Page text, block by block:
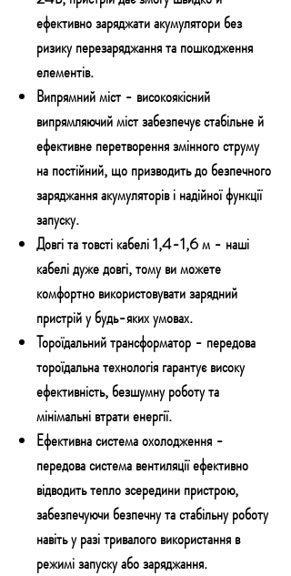
ефективно заряджати акумулятори без
ризику перезаряджання та пошкодження
елементів.
Випрямний міст - високоякісний
випрямляючий міст забезпечує стабільне й
ефективне перетворення змінного струму
на постійний, що призводить до безпечного
заряджання акумуляторів і надійної функції
запуску.
Довгі та товсті кабелі 1,4-1,6 м - наші
кабелі дуже довгі, тому ви можете
комфортно використовувати зарядний
пристрій у будь-яких умовах.
Тороїдальний трансформатор - передова
тороїдальна технологія гарантує високу
ефективність, безшумну роботу та
мінімальні втрати енергії.
Ефективна система охолодження -
передова система вентиляції ефективно
відводить тепло зсередини пристрою,
забезпечуючи безпечну та стабільну роботу
навіть у разі тривалого використання в
режимі запуску або заряджання.